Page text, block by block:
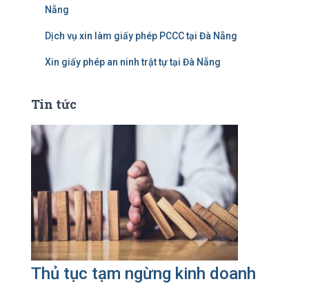
Nẵng
Dịch vụ xin làm giấy phép PCCC tại Đà Nẵng
Xin giấy phép an ninh trật tự tại Đà Nẵng
Tin tức
Thủ tục tạm ngừng kinh doanh